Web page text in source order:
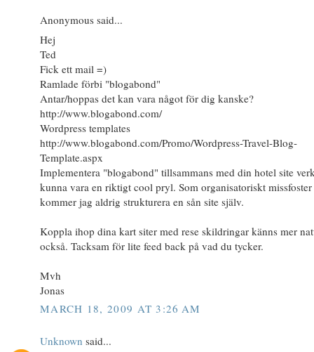
Anonymous said...
Hej
Ted
Fick ett mail =)
Ramlade förbi "blogabond"
Antar/hoppas det kan vara något för dig kanske?
http://www.blogabond.com/
Wordpress templates
http://www.blogabond.com/Promo/Wordpress-Travel-Blog-
Template.aspx
Implementera "blogabond" tillsammans med din hotel site
kunna vara en riktigt cool pryl. Som organisatoriskt missfoster
kommer jag aldrig strukturera en sån site själv.
Koppla ihop dina kart siter med rese skildringar känns mer
också. Tacksam för lite feed back på vad du tycker.
Mvh
Jonas
MARCH 18, 2009 AT 3:26 AM
Unknown said...